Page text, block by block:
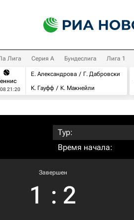
Лига Серия А Бундеслига Лига 1
21:20
Е. Александрова
Г. Дабровски
К. Гауфф
К. Макнейли
Тур:
Время начала:
Завершен
1 : 2